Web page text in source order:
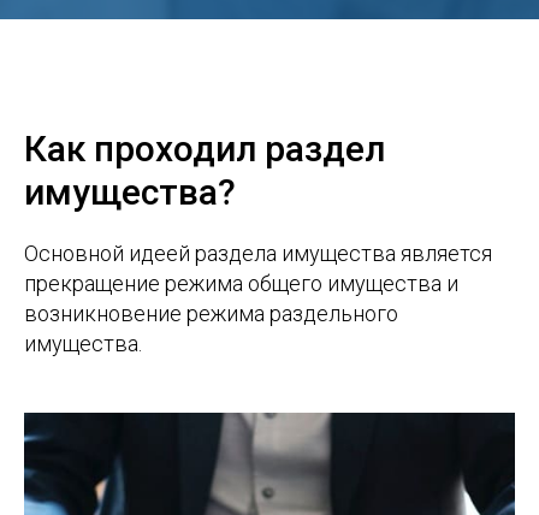
Как проходил раздел
имущества?
Основной идеей раздела имущества является
прекращение режима общего имущества и
возникновение режима раздельного
имущества.